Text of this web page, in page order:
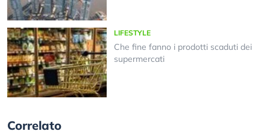
LIFESTYLE
Che fine fanno i prodotti scaduti dei
supermercati
Correlato